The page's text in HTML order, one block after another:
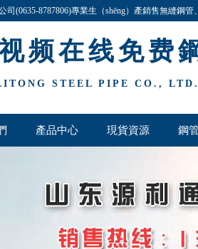
(0635-8787806)專業生（shēng）產銷售無縫鋼
频在线免费
STEEL PIPE CO.,
產品中心 現貨資源 鋼